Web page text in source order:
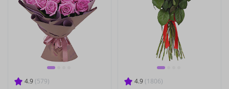
4.9 (579) 4.9 (1806)